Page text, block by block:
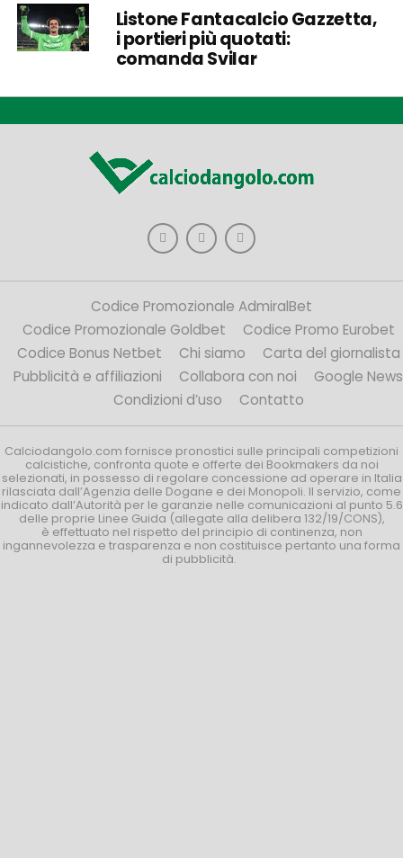
Listone Fantacalcio Gazzetta,
i portieri più quotati:
comanda Svilar
Codice Promozionale AdmiralBet
Codice Promozionale Goldbet
Codice Promo Eurobet
Codice Bonus Netbet
Chi siamo
Carta del giornalista
Pubblicità e affiliazioni
Collabora con noi
Google News
Condizioni d’uso
Contatto
Calciodangolo.com fornisce pronostici sulle principali competizioni
calcistiche, confronta quote e offerte dei Bookmakers da noi
selezionati, in possesso di regolare concessione ad operare in Italia
rilasciata dall’Agenzia delle Dogane e dei Monopoli. Il servizio, come
indicato dall’Autorità per le garanzie nelle comunicazioni al punto 5.6
delle proprie Linee Guida (allegate alla delibera 132/19/CONS),
è effettuato nel rispetto del principio di continenza, non
ingannevolezza e trasparenza e non costituisce pertanto una forma
di pubblicità.